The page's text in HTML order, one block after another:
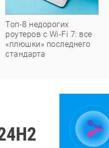
Топ-8 недорогих
роутеров с Wi-Fi 7: все
«плюшки» последнего
стандарта